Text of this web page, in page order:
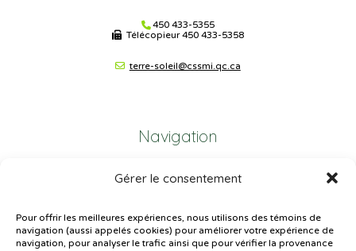
Gérer le consentement
Pour offrir les meilleures expériences, nous utilisons des témoins de
navigation (aussi appelés cookies) pour améliorer votre expérience de
navigation, pour analyser le trafic ainsi que pour vérifier la provenance
450 433-5355
Télécopieur450 433-5358
terre-soleil@cssmi.qc.ca
Navigation
Plan du site
Plainte – service à l’élève